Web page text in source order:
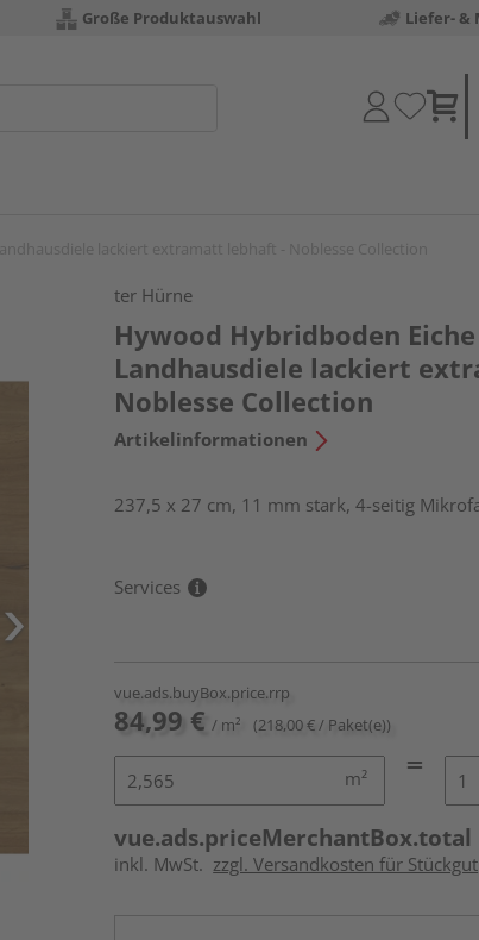
Große Produktauswahl Liefer- &
ter Hürne
Hywood Hybridboden
Landhausdiele lackiert
Noblesse Collection
Artikelinformationen
237,5 x 27 cm, 11 mm stark, 4-seitig
Services
vue.ads.buyBox.price.rrp
84,99 € / m² (218,00 € / Paket(e))
m²
vue.ads.priceMerchantBox.total
inkl. MwSt. zzgl. Versandkosten für Stückgut